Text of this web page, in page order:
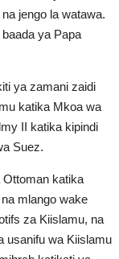
jengo la watawa.
ya Papa
ya zamani zaidi
katika Mkoa wa
II katika kipindi
Suez.
Ottoman katika
mlango wake
za Kiislamu, na
usanifu wa Kiislamu